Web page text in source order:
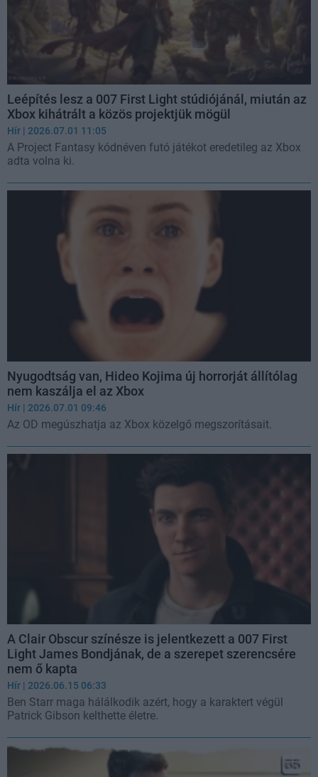
Leépítés lesz a 007 First Light stúdiójánál, miután az
Xbox kihátrált a közös projektjük mögül
Hír | 2026.07.01 11:05
A Project Fantasy kódnéven futó játékot eredetileg az Xbox
adta volna ki.
Nyugodtság van, Hideo Kojima új horrorját állítólag
nem kaszálja el az Xbox
Hír | 2026.07.01 09:46
Az OD megúszhatja az Xbox közelgő megszorításait.
A Clair Obscur színésze is jelentkezett a 007 First
Light James Bondjának, de a szerepet szerencsére
nem ő kapta
Hír | 2026.06.15 06:33
Ben Starr maga hálálkodik azért, hogy a karaktert végül
Patrick Gibson kelthette életre.